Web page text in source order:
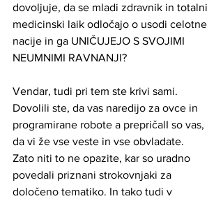
dovoljuje, da se mladi zdravnik in totalni
medicinski laik odločajo o usodi celotne
nacije in ga UNIČUJEJO S SVOJIMI
NEUMNIMI RAVNANJI?
Vendar, tudi pri tem ste krivi sami.
Dovolili ste, da vas naredijo za ovce in
programirane robote a prepričalI so vas,
da vi že vse veste in vse obvladate.
Zato niti to ne opazite, kar so uradno
povedali priznani strokovnjaki za
določeno tematiko. In tako tudi v